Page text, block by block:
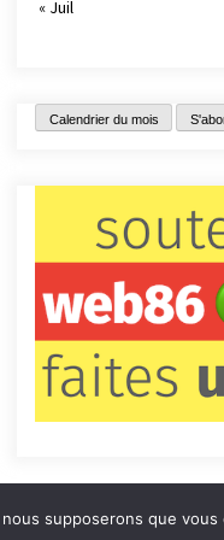
« Juil
Calendrier du mois
Qui sommes-nous ?
supposerons que